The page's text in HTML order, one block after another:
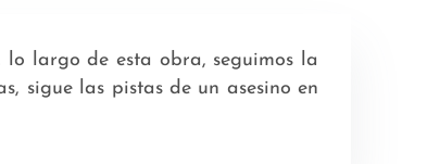
largo de esta obra, seguimos la
sigue las pistas de un asesino en